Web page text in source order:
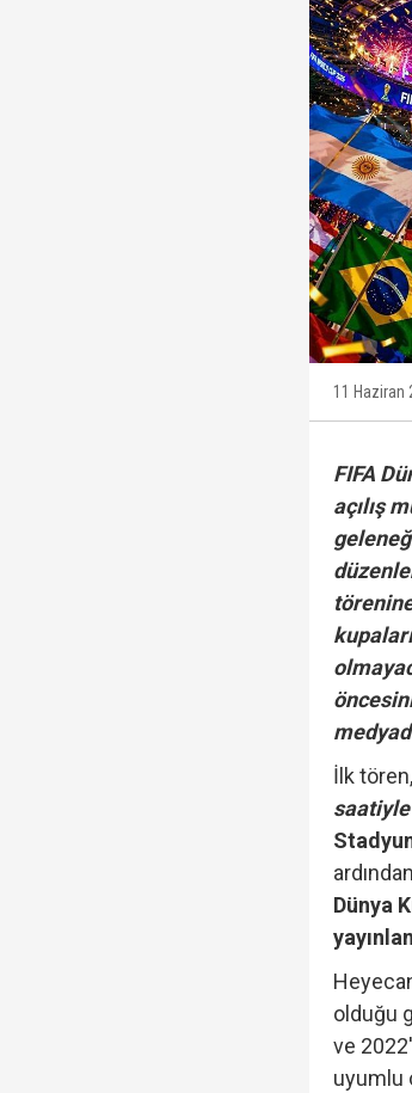
İzmit
Tahir
Fatma
11 Haziran
FIFA
açılış
İlk tören,
Dünya
olduğu
ve
uyumlu